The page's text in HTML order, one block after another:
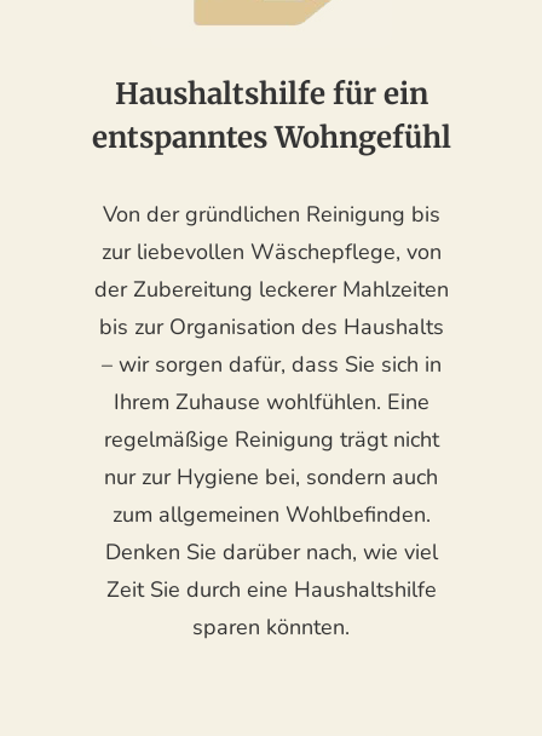
Haushaltshilfe für ein
entspanntes Wohngefühl
Von der gründlichen Reinigung bis
zur liebevollen Wäschepflege, von
der Zubereitung leckerer Mahlzeiten
bis zur Organisation des Haushalts
– wir sorgen dafür, dass Sie sich in
Ihrem Zuhause wohlfühlen. Eine
regelmäßige Reinigung trägt nicht
nur zur Hygiene bei, sondern auch
zum allgemeinen Wohlbefinden.
Denken Sie darüber nach, wie viel
Zeit Sie durch eine Haushaltshilfe
sparen könnten.